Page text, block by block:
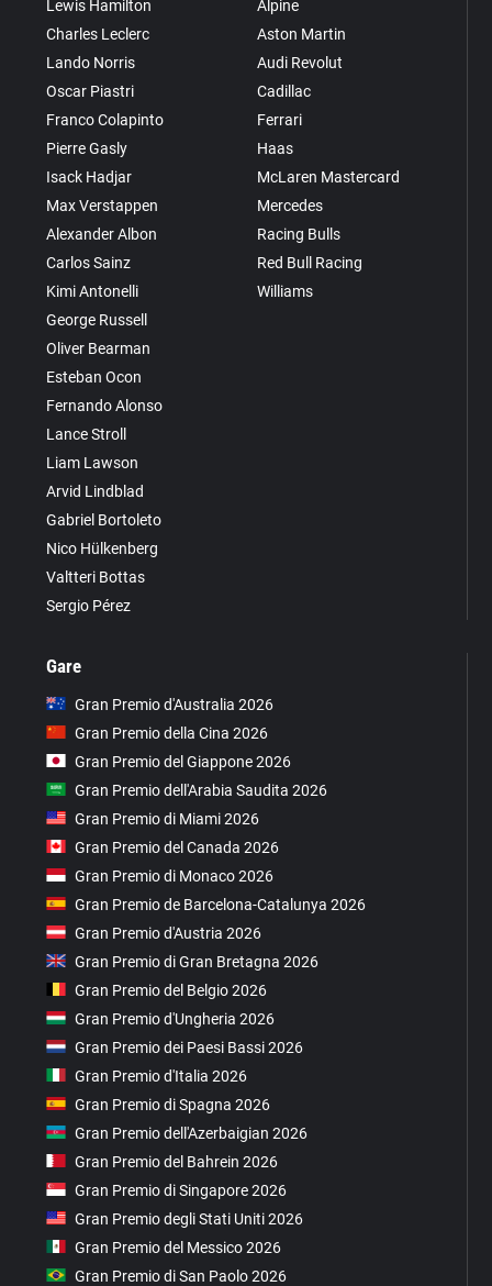
Lewis Hamilton
Charles Leclerc
Lando Norris
Oscar Piastri
Franco Colapinto
Pierre Gasly
Isack Hadjar
Max Verstappen
Alexander Albon
Carlos Sainz
Kimi Antonelli
George Russell
Oliver Bearman
Esteban Ocon
Fernando Alonso
Lance Stroll
Liam Lawson
Arvid Lindblad
Gabriel Bortoleto
Nico Hülkenberg
Valtteri Bottas
Sergio Pérez
Alpine
Aston Martin
Audi Revolut
Cadillac
Ferrari
Haas
McLaren Mastercard
Mercedes
Racing Bulls
Red Bull Racing
Williams
Gare
Gran Premio d'Australia 2026
Gran Premio della Cina 2026
Gran Premio del Giappone 2026
Gran Premio dell'Arabia Saudita 2026
Gran Premio di Miami 2026
Gran Premio del Canada 2026
Gran Premio di Monaco 2026
Gran Premio de Barcelona-Catalunya 2026
Gran Premio d'Austria 2026
Gran Premio di Gran Bretagna 2026
Gran Premio del Belgio 2026
Gran Premio d'Ungheria 2026
Gran Premio dei Paesi Bassi 2026
Gran Premio d'Italia 2026
Gran Premio di Spagna 2026
Gran Premio dell'Azerbaigian 2026
Gran Premio del Bahrein 2026
Gran Premio di Singapore 2026
Gran Premio degli Stati Uniti 2026
Gran Premio del Messico 2026
Gran Premio di San Paolo 2026